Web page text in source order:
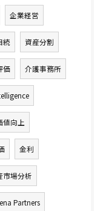
企業経営
続 資産分割
価 介護事務所
値向上
金利
市場分析
Partners